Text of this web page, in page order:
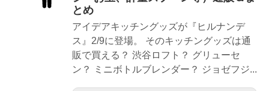
とめ
アイデアキッチングッズが『ヒルナンデ
ス』2/9に登場。 そのキッチングッズは通
販で買える？ 渋谷ロフト？ グリューセ
ン？ ミニボトルブレンダー？ ジョゼフジ...